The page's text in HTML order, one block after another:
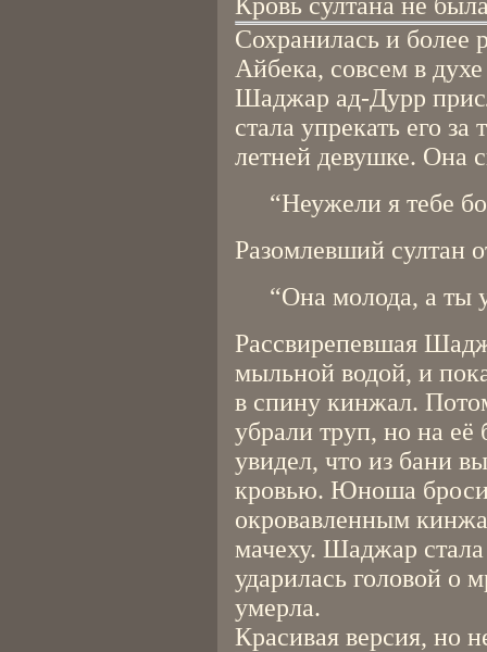
Сохранилась и более
Айбека, совсем в
Шаджар ад-Дурр
стала упрекать его
летней девушке. Она
“Неужели я тебе
Разомлевший султан
“Она молода, а ты
Рассвирепевшая
мыльной водой, и
в спину кинжал.
убрали труп, но на
увидел, что из бани
кровью. Юноша
окровавленным
мачеху. Шаджар стала
ударилась головой о
умерла.
Красивая версия, но